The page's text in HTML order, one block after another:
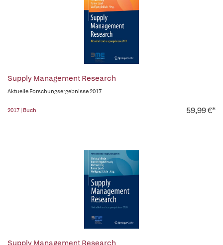
Supply Management Research
Aktuelle Forschungsergebnisse 2017
2017 | Buch 59,99 €*
Supply Management Research